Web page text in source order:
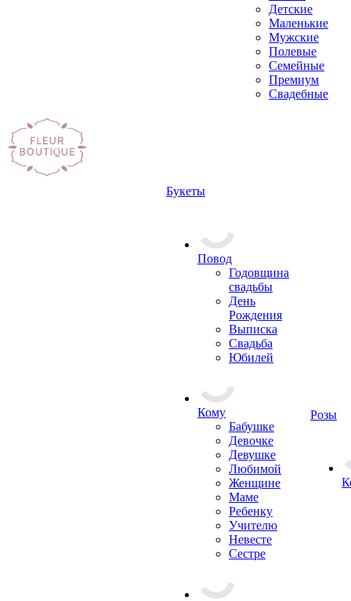
Детские
Маленькие
Мужские
Полевые
Семейные
Премиум
Свадебные
Букеты
Повод
Годовщина
свадьбы
День
Рождения
Выписка
Свадьба
Юбилей
Кому
Бабушке
Девочке
Девушке
Любимой
Женщине
Маме
Ребенку
Учителю
Невесте
Сестре
Розы